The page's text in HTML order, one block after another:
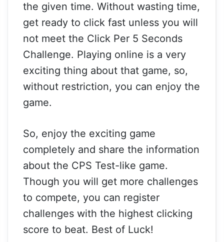
the given time. Without wasting time,
get ready to click fast unless you will
not meet the Click Per 5 Seconds
Challenge. Playing online is a very
exciting thing about that game, so,
without restriction, you can enjoy the
game.
So, enjoy the exciting game
completely and share the information
about the CPS Test-like game.
Though you will get more challenges
to compete, you can register
challenges with the highest clicking
score to beat. Best of Luck!